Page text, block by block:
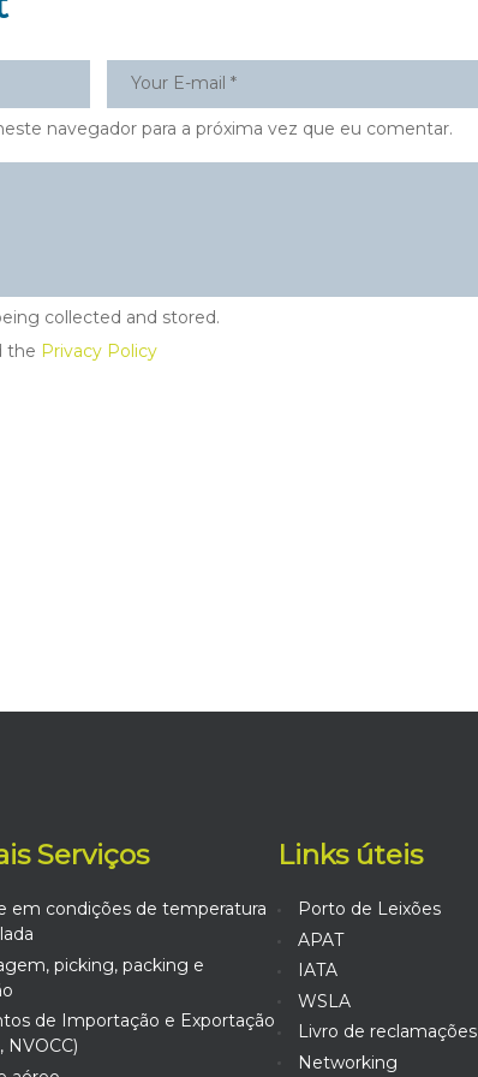
navegador para a próxima vez que eu comentar.
collected and stored.
the Privacy Policy
Serviços
em condições de temperatura
picking, packing e
de Importação e Exportação
NVOCC)
Links úteis
Porto de Leixões
APAT
IATA
WSLA
Livro de reclamações
Networking